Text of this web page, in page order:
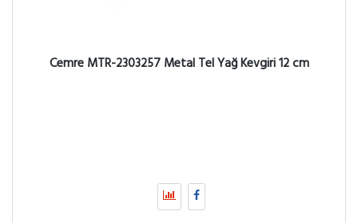
Cemre MTR-2303257 Metal Tel Yağ Kevgiri 12 cm